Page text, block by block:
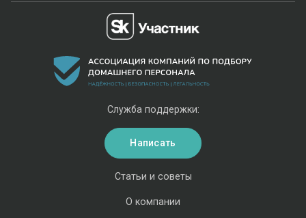
Статьи и советы
О компании
Служба поддержки:
Написать